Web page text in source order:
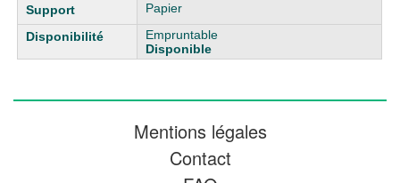
Papier
Empruntable
Disponible
Mentions légales
Contact